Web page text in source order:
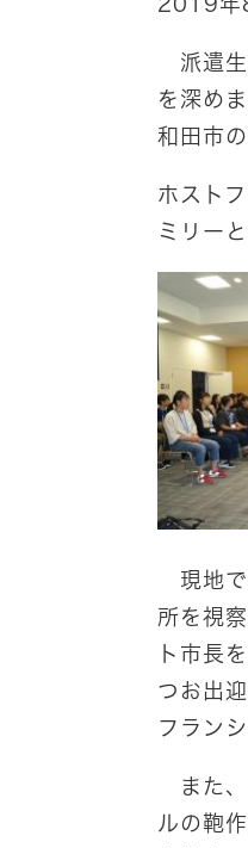
派遣生
を深め
和田市
ホ
ミリー
現地で
所を視
ト市長
つお出
フラン
また、
ルの鞄